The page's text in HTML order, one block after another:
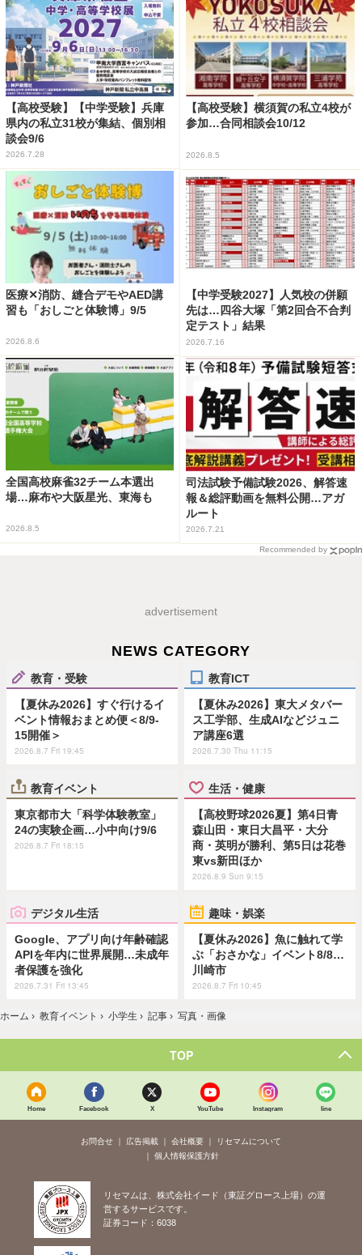
【高校受験】【中学受験】兵庫
県内の私立31校が集結、個別相
談会9/6
2026.7.28
【高校受験】横須賀の私立4校が
参加…合同相談会10/12
2026.8.5
医療✕消防、縫合デモやAED講
習も「おしごと体験博」9/5
2026.8.6
【中学受験2027】人気校の併願
先は…四谷大塚「第2回合不合判
定テスト」結果
2026.7.16
全国高校麻雀32チーム本選出
場…麻布や大阪星光、東海も
2026.8.5
司法試験予備試験2026、解答速
報＆総評動画を無料公開…アガ
ルート
2026.7.21
Recommended by
advertisement
NEWS CATEGORY
教育・受験
【夏休み2026】すぐ行けるイ
ベント情報おまとめ便＜8/9-
15開催＞
2026.8.7 Fri 19:45
教育ICT
【夏休み2026】東大メタバー
ス工学部、生成AIなどジュニ
ア講座6選
2026.7.30 Thu 11:15
教育イベント
東京都市大「科学体験教室」
24の実験企画…小中向け9/6
2026.8.7 Fri 18:15
生活・健康
【高校野球2026夏】第4日青
森山田・東日大昌平・大分
商・英明が勝利、第5日は花巻
東vs新田ほか
2026.8.9 Sun 9:15
デジタル生活
Google、アプリ向け年齢確認
APIを年内に世界展開…未成年
者保護を強化
2026.7.31 Fri 13:45
趣味・娯楽
【夏休み2026】魚に触れて学
ぶ「おさかな」イベント8/8…
川崎市
2026.8.7 Fri 10:45
ホーム › 教育イベント › 小学生 › 記事 › 写真・画像
TOP
Home Facebook X YouTube Instagram line
お問合せ 広告掲載 会社概要
リセマムについて
個人情報保護方針
リセマムは、株式会社イード（東証グロース上場）の運
営するサービスです。
証券コード：6038